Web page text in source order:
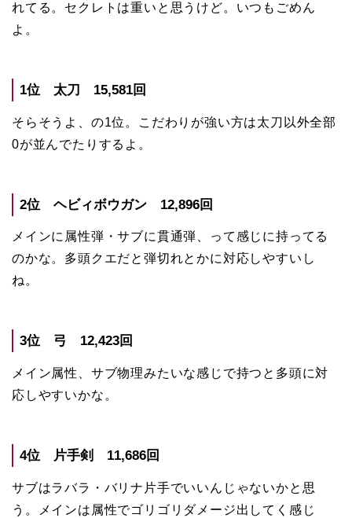
れてる。セクレトは重いと思うけど。いつもごめん
よ。
1位 太刀 15,581回
そらそうよ、の1位。こだわりが強い方は太刀以外全部
0が並んでたりするよ。
2位 ヘビィボウガン 12,896回
メインに属性弾・サブに貫通弾、って感じに持ってる
のかな。多頭クエだと弾切れとかに対応しやすいし
ね。
3位 弓 12,423回
メイン属性、サブ物理みたいな感じで持つと多頭に対
応しやすいかな。
4位 片手剣 11,686回
サブはラバラ・バリナ片手でいいんじゃないかと思
う。メインは属性でゴリゴリダメージ出してく感じ